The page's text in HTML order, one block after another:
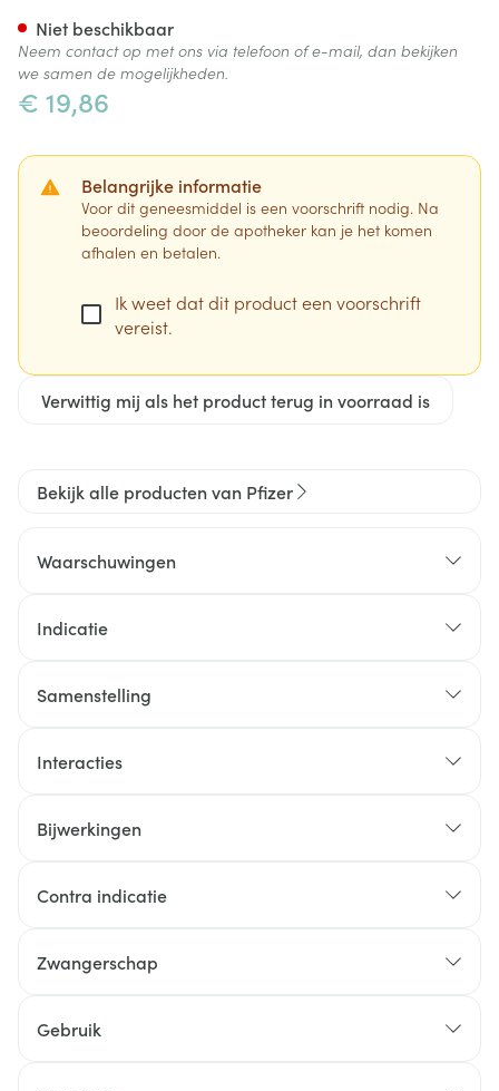
€ 19,86
Belangrijke informatie
Voor dit geneesmiddel is een voorschrift nodig. Na
beoordeling door de apotheker kan je het komen
afhalen en betalen.
Ik weet dat dit product een voorschrift
vereist.
Verwittig mij als het product terug in voorraad is
Niet beschikbaar
Neem contact op met ons via telefoon of e-mail, dan bekijken
we samen de mogelijkheden.
Bekijk alle producten van Pfizer
Waarschuwingen
Indicatie
Samenstelling
Interacties
Bijwerkingen
Kinderen: groeiachterstand is mogelijk bij
Contra indicatie
Zwangerschap
Gebruik